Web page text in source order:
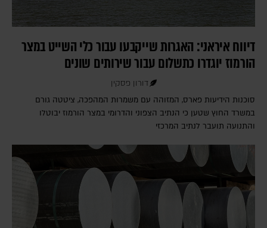
דיווח איראני: האגרות שייקבעו עבור כלי השייט במצר
הורמוז יוגדרו כתשלום עבור שירותים שונים
דורון פסקין
סוכנות הידיעות פארס, המזוהה עם משמרות המהפכה, ציטטה גורם
במשרד החוץ שטען כי הנתיב הצפוני והדרומי במצר הורמוז יבוטלו
והתנועה תועבר לנתיב המרכזי